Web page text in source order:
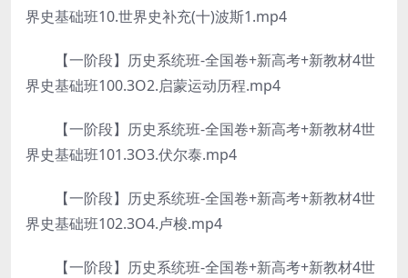
界史基础班10.世界史补充(十)波斯1.mp4
【一阶段】历史系统班-全国卷+新高考+新教材4世
界史基础班100.3O2.启蒙运动历程.mp4
【一阶段】历史系统班-全国卷+新高考+新教材4世
界史基础班101.3O3.伏尔泰.mp4
【一阶段】历史系统班-全国卷+新高考+新教材4世
界史基础班102.3O4.卢梭.mp4
【一阶段】历史系统班-全国卷+新高考+新教材4世